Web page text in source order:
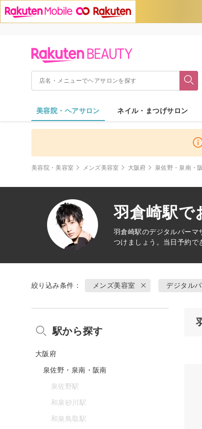
美容院・ヘアサロン ネイル・まつげサロン
美容院・美容室 メンズ美容室 大阪府 泉佐野・泉南・
羽倉崎駅で
羽倉崎駅のデジタルパーマ
つけましょう。当日予約で
絞り込み条件： メンズ美容室 デジタル
駅から探す
大阪府
泉佐野・泉南・阪南
泉佐野駅
和泉砂川駅
和泉鳥取駅